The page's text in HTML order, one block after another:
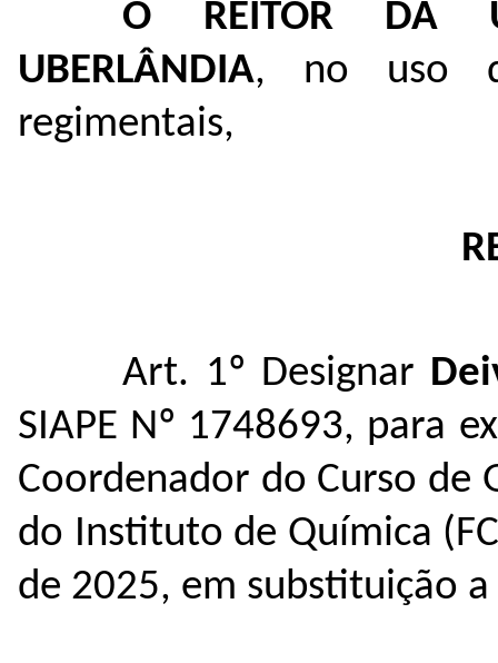
O REITOR DA
UBERLÂNDIA, no uso
regimentais,
Art. 1º Designar
SIAPE Nº 1748693, para
Coordenador do Curso de
do Instituto de Química
de 2025, em substituição